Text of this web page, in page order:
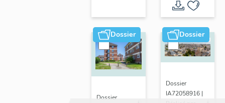
Dossier
Dossier
Dossier
Dossier
IA72058916 |